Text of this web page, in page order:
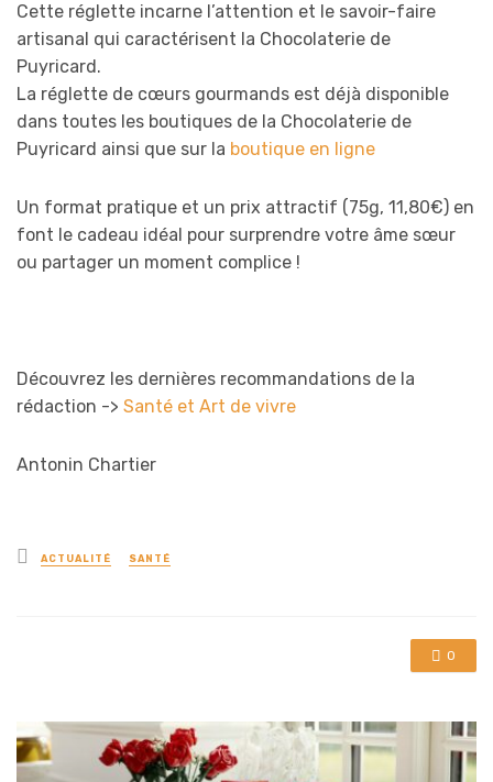
Cette réglette incarne l’attention et le savoir-faire
artisanal qui caractérisent la Chocolaterie de
Puyricard.
La réglette de cœurs gourmands est déjà disponible
dans toutes les boutiques de la Chocolaterie de
Puyricard ainsi que sur la boutique en ligne
Un format pratique et un prix attractif (75g, 11,80€) en
font le cadeau idéal pour surprendre votre âme sœur
ou partager un moment complice !
Découvrez les dernières recommandations de la
rédaction -> Santé et Art de vivre
Antonin Chartier
Posted
in
ACTUALITÉ SANTÉ
0